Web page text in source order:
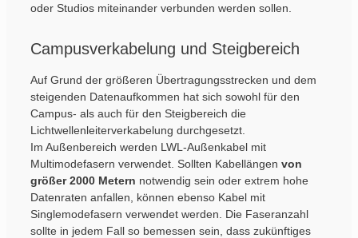
oder Studios miteinander verbunden werden sollen.
Campusverkabelung und Steigbereich
Auf Grund der größeren Übertragungsstrecken und dem
steigenden Datenaufkommen hat sich sowohl für den
Campus- als auch für den Steigbereich die
Lichtwellenleiterverkabelung durchgesetzt.
Im Außenbereich werden LWL-Außenkabel mit
Multimodefasern verwendet. Sollten Kabellängen von
größer 2000 Metern notwendig sein oder extrem hohe
Datenraten anfallen, können ebenso Kabel mit
Singlemodefasern verwendet werden. Die Faseranzahl
sollte in jedem Fall so bemessen sein, dass zukünftiges